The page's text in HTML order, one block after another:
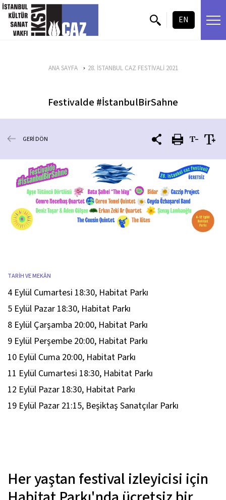
içeriği atla
EN
ANA SAYFA 28. İSTANBUL CAZ FESTİVALİ 2021
Festivalde #İstanbulBirSahne
GERİ DÖN
TARİH VE MEKÂN
4 Eylül Cumartesi 18:30, Habitat Parkı
5 Eylül Pazar 18:30, Habitat Parkı
8 Eylül Çarşamba 20:00, Habitat Parkı
9 Eylül Perşembe 20:00, Habitat Parkı
10 Eylül Cuma 20:00, Habitat Parkı
11 Eylül Cumartesi 18:30, Habitat Parkı
12 Eylül Pazar 18:30, Habitat Parkı
19 Eylül Pazar 21:15, Beşiktaş Sanatçılar Parkı
Her yaştan festival izleyicisi için